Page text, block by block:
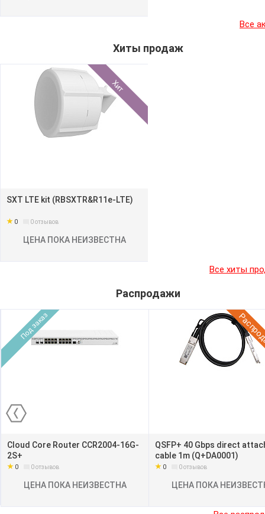
Все
Хиты продаж
Хит
SXT LTE kit (RBSXTR&R11e-LTE)
0 0отзывов
ЦЕНА ПОКА НЕИЗВЕСТНА
Все хиты
Распродажи
Под заказ
Cloud Core Router CCR2004-16G-
2S+
0 0отзывов
ЦЕНА ПОКА НЕИЗВЕСТНА
QSFP+ 40 Gbps direct
cable 1m (Q+DA0001)
0 0отзывов
ЦЕНА ПОКА